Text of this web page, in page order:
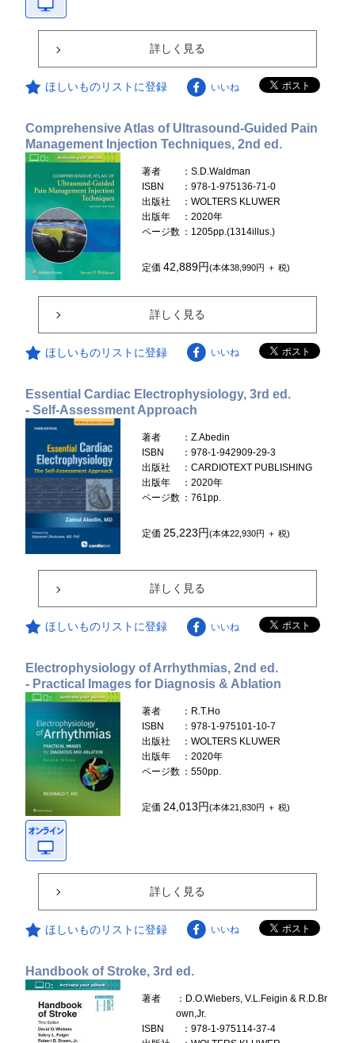
詳しく見る
ほしいものリストに登録 いいね
Comprehensive Atlas of Ultrasound-Guided Pain
Management Injection Techniques, 2nd ed.
著者
：S.D.Waldman
ISBN
：978-1-975136-71-0
出版社
：WOLTERS KLUWER
出版年
：2020年
ページ数 ：1205pp.(1314illus.)
定価42,889円(本体38,990円 ＋ 税)
詳しく見る
ほしいものリストに登録 いいね
Essential Cardiac Electrophysiology, 3rd ed.
- Self-Assessment Approach
著者
：Z.Abedin
ISBN
：978-1-942909-29-3
出版社
：CARDIOTEXT PUBLISHING
出版年
：2020年
ページ数 ：761pp.
定価 25,223円(本体22,930円 ＋ 税)
詳しく見る
ほしいものリストに登録 いいね
Electrophysiology of Arrhythmias, 2nd ed.
- Practical Images for Diagnosis & Ablation
著者
：R.T.Ho
ISBN
：978-1-975101-10-7
出版社
：WOLTERS KLUWER
出版年
：2020年
ページ数 ：550pp.
定価24,013円(本体21,830円 ＋ 税)
詳しく見る
ほしいものリストに登録 いいね
Handbook of Stroke, 3rd ed.
著者
：D.O.Wiebers, V.L.Feigin & R.D.Br
own,Jr.
ISBN
：978-1-975114-37-4